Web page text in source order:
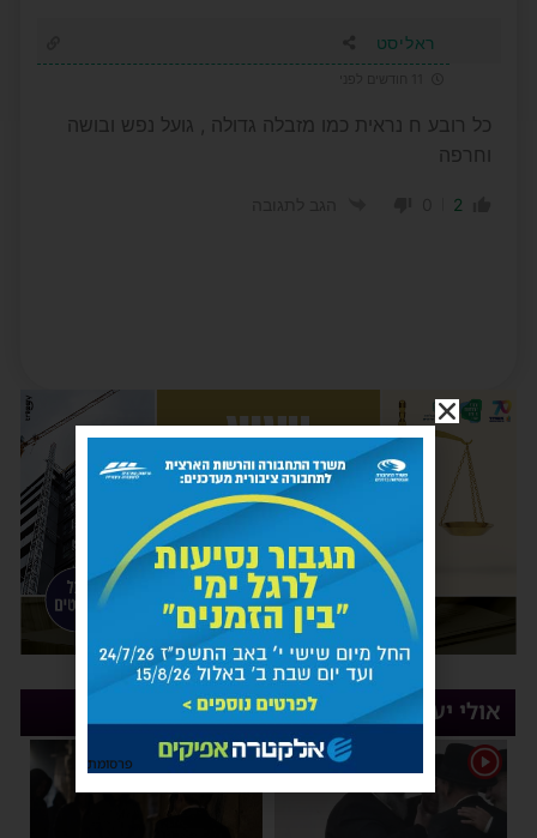
ראליסט
כל רובע ח נראית כמו מזבלה גדולה , גועל נפש ובושה
וחרפה
0
אולי יעניין אותך
פרסומת